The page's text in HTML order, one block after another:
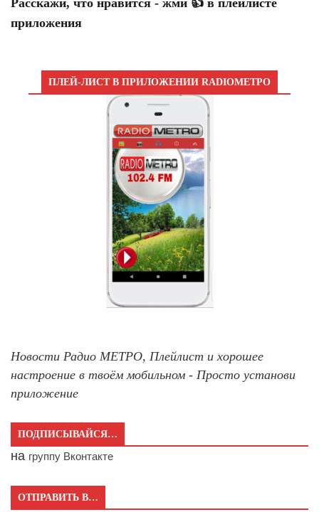
приложения
ПЛЕЙ-ЛИСТ В ПРИЛОЖЕНИИ RADIOМЕТРО
Новости Радио МЕТРО, Плейлист и хорошее
настроение в твоём мобильном - Просто установи
приложение
ПОДПИСЫВАЙСЯ…
на группу Вконтакте
ОТПРАВИТЬ В…